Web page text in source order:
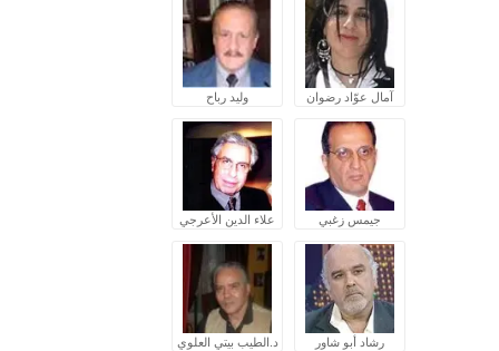
آمال عوّاد رضوان وليد رباح
جيمس زغبي علاء الدين الأعرجي
رشاد أبو شاور د.الطيب بيتي العلوي